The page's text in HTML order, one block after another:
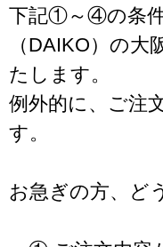
下記①～④の条件
（DAIKO）の
たします。
例外的に、ご注
す。
お急ぎの方、ど